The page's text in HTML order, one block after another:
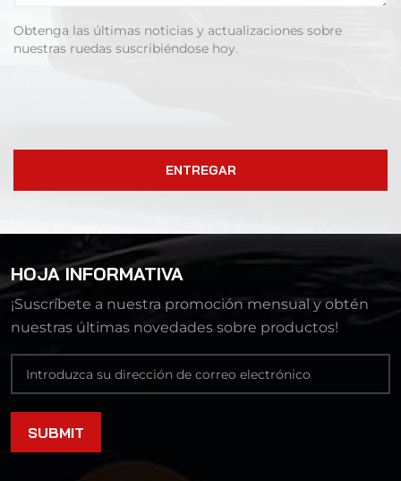
Obtenga las últimas noticias y actualizaciones sobre
nuestras ruedas suscribiéndose hoy.
ENTREGAR
HOJA INFORMATIVA
¡Suscríbete a nuestra promoción mensual y obtén
nuestras últimas novedades sobre productos!